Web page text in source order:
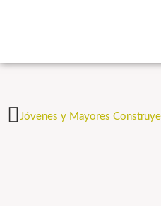
Jóvenes y Mayores